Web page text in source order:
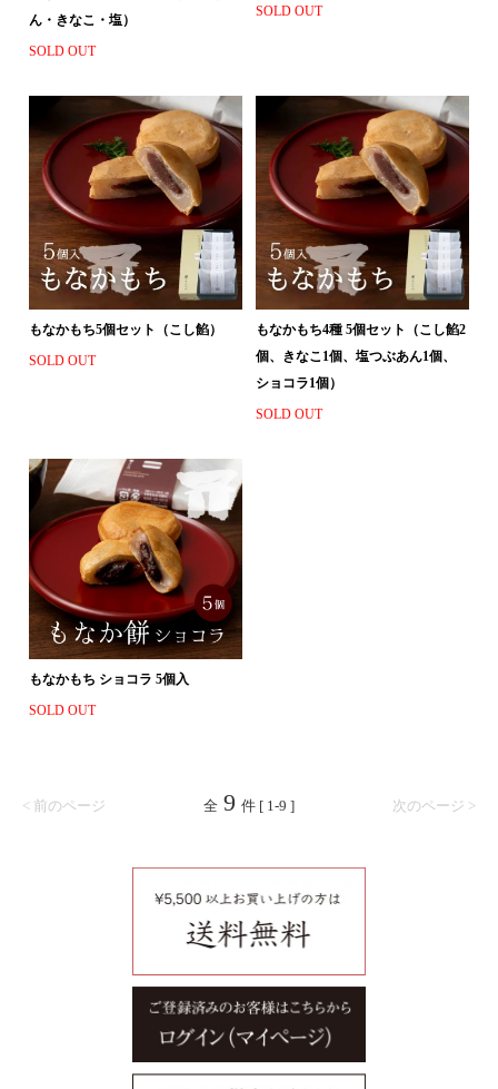
ん・きなこ・塩）
SOLD OUT
SOLD OUT
もなかもち5個セット（こし餡）
SOLD OUT
もなかもち4種 5個セット（こし餡2
個、きなこ1個、塩つぶあん1個、
ショコラ1個）
SOLD OUT
もなかもち ショコラ 5個入
SOLD OUT
< 前のページ 次のページ >
全 9 件 [ 1-9 ]